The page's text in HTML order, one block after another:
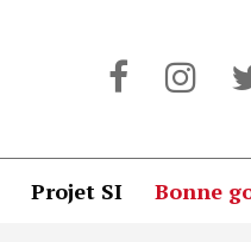
Projet SI Bonne